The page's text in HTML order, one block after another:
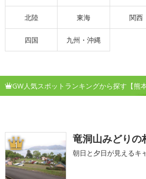
北陸 東海 関西
四国 九州・沖縄
GW人気スポットランキングから探す【熊本
1 竜洞山みどりの
朝日と夕日が見えるキ